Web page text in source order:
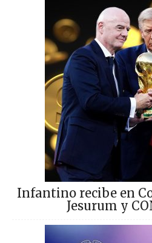
Infantino recibe en
Jesurum y